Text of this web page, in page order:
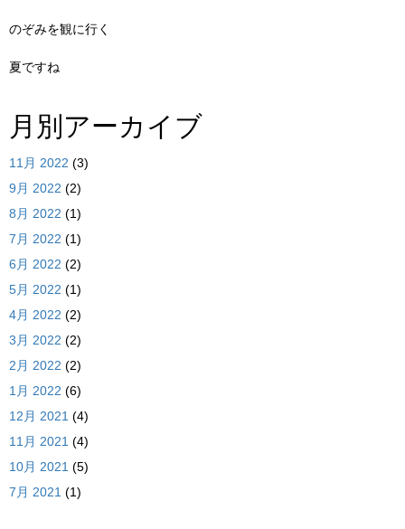
のぞみを観に行く
夏ですね
月別アーカイブ
11月 2022 (3)
9月 2022 (2)
8月 2022 (1)
7月 2022 (1)
6月 2022 (2)
5月 2022 (1)
4月 2022 (2)
3月 2022 (2)
2月 2022 (2)
1月 2022 (6)
12月 2021 (4)
11月 2021 (4)
10月 2021 (5)
7月 2021 (1)